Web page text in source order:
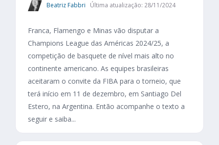
Beatriz Fabbri Última atualização: 28/11/2024
Franca, Flamengo e Minas vão disputar a
Champions League das Américas 2024/25, a
competição de basquete de nível mais alto no
continente americano. As equipes brasileiras
aceitaram o convite da FIBA para o torneio, que
terá início em 11 de dezembro, em Santiago Del
Estero, na Argentina. Então acompanhe o texto a
seguir e saiba...